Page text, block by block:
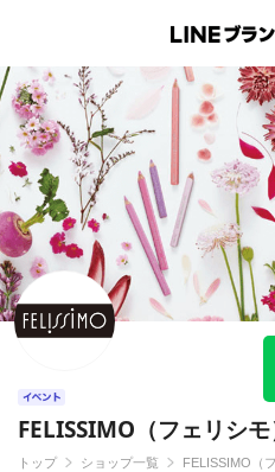
FELISSIMO（フェリシモ
トップ ショップ一覧 FELISSIMO（